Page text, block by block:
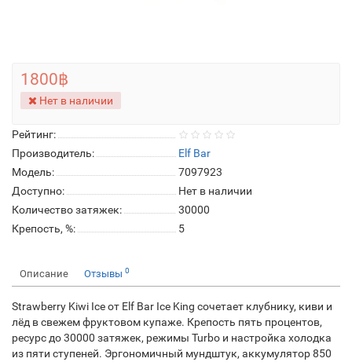
Рейтинг:
Производитель:
Elf Bar
Модель:
7097923
Доступно:
Нет в наличии
Количество затяжек:
30000
Крепость, %:
5
1800฿
Нет в наличии
Описание Отзывы 0
Strawberry Kiwi Ice от Elf Bar Ice King сочетает клубнику, киви и
лёд в свежем фруктовом купаже. Крепость пять процентов,
ресурс до 30000 затяжек, режимы Turbo и настройка холодка
из пяти ступеней. Эргономичный мундштук, аккумулятор 850